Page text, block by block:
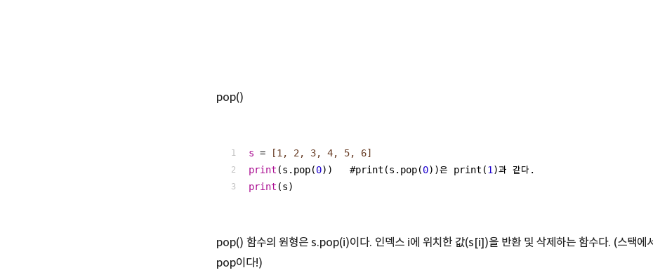
pop()
s = [1, 2, 3, 4, 5, 6]
print (s.pop(0))   #print(s.pop(0))은 print(1 )과 같다.
print (s)
pop() 함수의 원형은 s.pop(i)이다. 인덱스 i에 위치한 값(s[i])을 반환 및 삭제하는 함수다. (스택에
pop이다!)